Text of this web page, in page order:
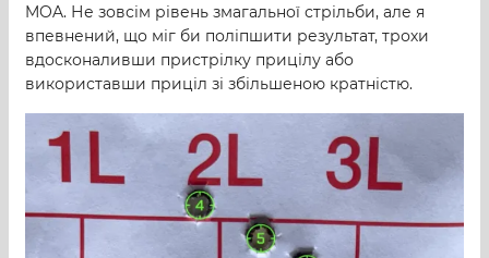
MOA. Не зовсім рівень змагальної стрільби, але я
впевнений, що міг би поліпшити результат, трохи
вдосконаливши пристрілку прицілу або
використавши приціл зі збільшеною кратністю.